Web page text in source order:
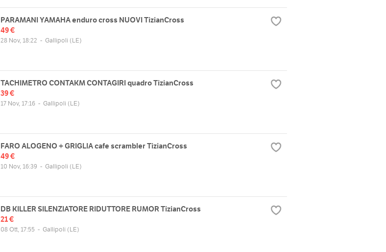
Orari
Mer
10:00 18:00 (continuato)
Ven
PARAMANI YAMAHA enduro cross NUOVI TizianCross
49 €
28 Nov, 18:22 - Gallipoli (LE)
TACHIMETRO CONTAKM CONTAGIRI quadro TizianCross
39 €
17 Nov, 17:16 - Gallipoli (LE)
FARO ALOGENO + GRIGLIA cafe scrambler TizianCross
49 €
10 Nov, 16:39 - Gallipoli (LE)
DB KILLER SILENZIATORE RIDUTTORE RUMOR TizianCross
21 €
08 Ott, 17:55 - Gallipoli (LE)